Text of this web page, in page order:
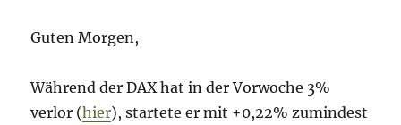
Guten Morgen,
Während der DAX hat in der Vorwoche 3%
verlor (hier), startete er mit +0,22% zumindest